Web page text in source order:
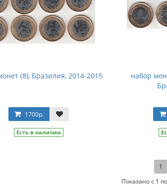
(8), Бразилия, 2014-2015
1700р.
Есть в наличии
набор
1
Показано с 1